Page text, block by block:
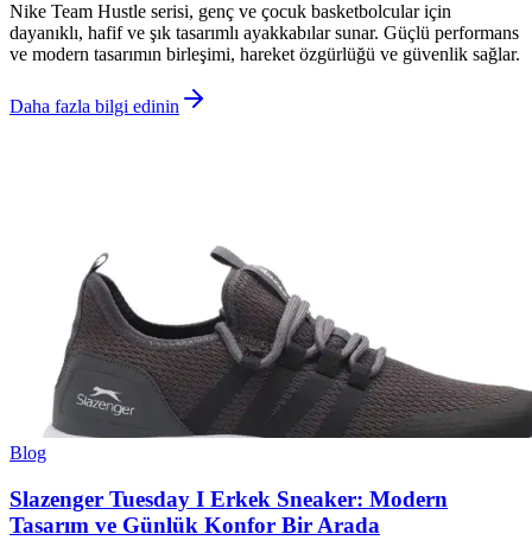
Nike Team Hustle serisi, genç ve çocuk basketbolcular için
dayanıklı, hafif ve şık tasarımlı ayakkabılar sunar. Güçlü performans
ve modern tasarımın birleşimi, hareket özgürlüğü ve güvenlik sağlar.
Daha fazla bilgi edinin
Blog
Slazenger Tuesday I Erkek Sneaker: Modern
Tasarım ve Günlük Konfor Bir Arada